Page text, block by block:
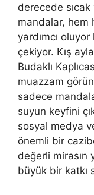
derecede sıcak
mandalar, hem
yardımcı
çekiyor. Kış
Budaklı
muazzam
sadece
suyun keyfini
sosyal medya
önemli bir
değerli mirasın
büyük bir katkı